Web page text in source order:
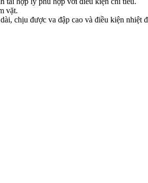
vặt.
chịu được va đập cao và điều kiện nhiệt